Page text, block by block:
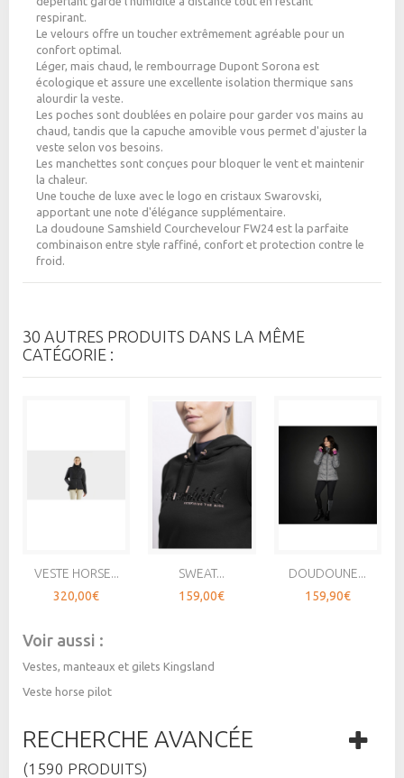
respirant.
Le velours offre un toucher extrêmement agréable pour un
confort optimal.
Léger, mais chaud, le rembourrage Dupont Sorona est
écologique et assure une excellente isolation thermique sans
alourdir la veste.
Les poches sont doublées en polaire pour garder vos mains au
chaud, tandis que la capuche amovible vous permet d'ajuster la
veste selon vos besoins.
Les manchettes sont conçues pour bloquer le vent et maintenir
la chaleur.
Une touche de luxe avec le logo en cristaux Swarovski,
apportant une note d'élégance supplémentaire.
La doudoune Samshield Courchevelour FW24 est la parfaite
combinaison entre style raffiné, confort et protection contre le
froid.
30 AUTRES PRODUITS DANS LA MÊME
CATÉGORIE :
VESTE HORSE...
320,00€
SWEAT...
159,00€
DOUDOUNE...
159,90€
Voir aussi :
Vestes, manteaux et gilets Kingsland
Veste horse pilot
RECHERCHE AVANCÉE
(1590 PRODUITS)